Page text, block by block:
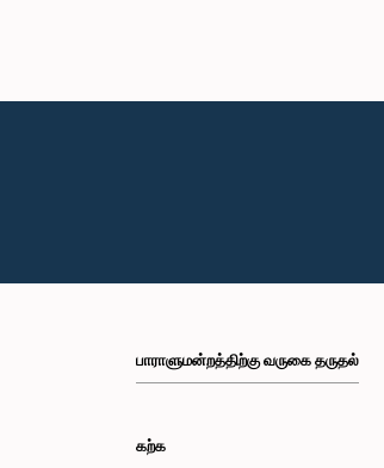
பாராளுமன்றத்திற்கு வருகை தருதல்
கற்க